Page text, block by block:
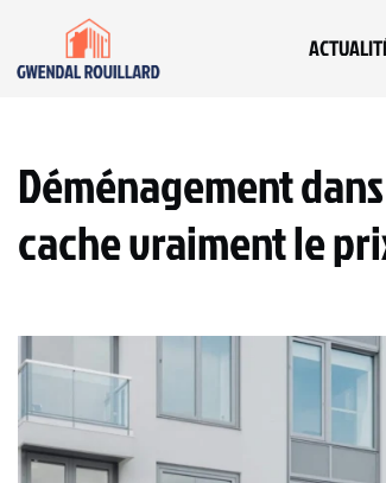
Déménagement
cache vraiment le